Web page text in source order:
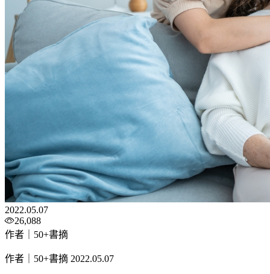
2022.05.07
26,088
作者｜50+書摘
作者｜50+書摘 2022.05.07